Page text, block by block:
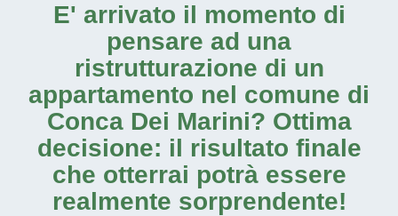
E' arrivato il momento di
pensare ad una
ristrutturazione di un
appartamento nel comune di
Conca Dei Marini? Ottima
decisione: il risultato finale
che otterrai potrà essere
realmente sorprendente!